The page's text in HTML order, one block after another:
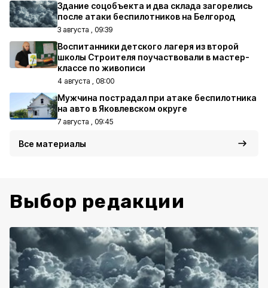
Здание соцобъекта и два склада загорелись
после атаки беспилотников на Белгород
3 августа , 09:39
Воспитанники детского лагеря из второй
школы Строителя поучаствовали в мастер-
классе по живописи
4 августа , 08:00
Мужчина пострадал при атаке беспилотника
на авто в Яковлевском округе
7 августа , 09:45
Все материалы
Выбор редакции